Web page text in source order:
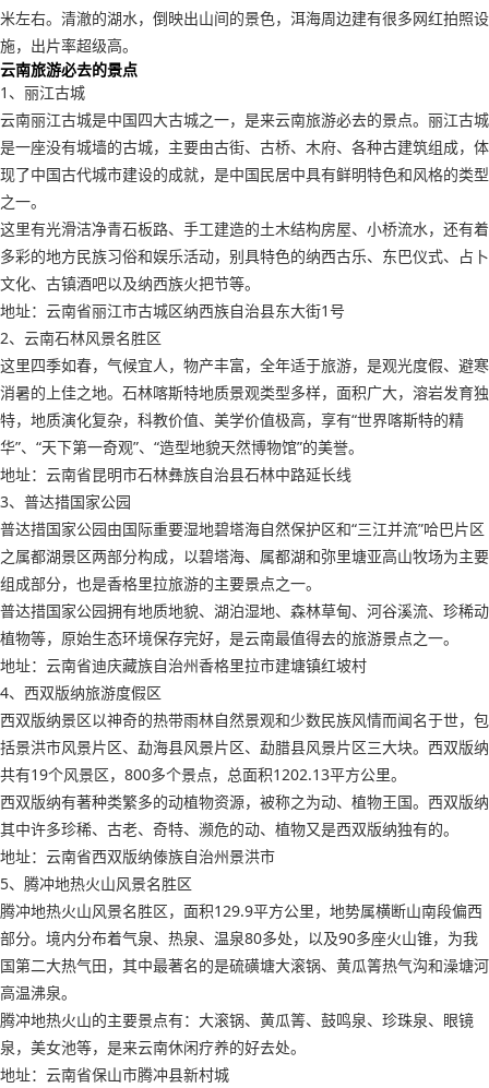
米左右。清澈的湖水，倒映出山间的景色，洱海周边建有很多网红拍照设
施，出片率超级高。
云南旅游必去的景点
1、丽江古城
云南丽江古城是中国四大古城之一，是来云南旅游必去的景点。丽江古城
是一座没有城墙的古城，主要由古街、古桥、木府、各种古建筑组成，体
现了中国古代城市建设的成就，是中国民居中具有鲜明特色和风格的类型
之一。
这里有光滑洁净青石板路、手工建造的土木结构房屋、小桥流水，还有着
多彩的地方民族习俗和娱乐活动，别具特色的纳西古乐、东巴仪式、占卜
文化、古镇酒吧以及纳西族火把节等。
地址：云南省丽江市古城区纳西族自治县东大街1号
2、云南石林风景名胜区
这里四季如春，气候宜人，物产丰富，全年适于旅游，是观光度假、避寒
消暑的上佳之地。石林喀斯特地质景观类型多样，面积广大，溶岩发育独
特，地质演化复杂，科教价值、美学价值极高，享有“世界喀斯特的精
华”、“天下第一奇观”、“造型地貌天然博物馆”的美誉。
地址：云南省昆明市石林彝族自治县石林中路延长线
3、普达措国家公园
普达措国家公园由国际重要湿地碧塔海自然保护区和“三江并流”哈巴片区
之属都湖景区两部分构成，以碧塔海、属都湖和弥里塘亚高山牧场为主要
组成部分，也是香格里拉旅游的主要景点之一。
普达措国家公园拥有地质地貌、湖泊湿地、森林草甸、河谷溪流、珍稀动
植物等，原始生态环境保存完好，是云南最值得去的旅游景点之一。
地址：云南省迪庆藏族自治州香格里拉市建塘镇红坡村
4、西双版纳旅游度假区
西双版纳景区以神奇的热带雨林自然景观和少数民族风情而闻名于世，包
括景洪市风景片区、勐海县风景片区、勐腊县风景片区三大块。西双版纳
共有19个风景区，800多个景点，总面积1202.13平方公里。
西双版纳有著种类繁多的动植物资源，被称之为动、植物王国。西双版纳
其中许多珍稀、古老、奇特、濒危的动、植物又是西双版纳独有的。
地址：云南省西双版纳傣族自治州景洪市
5、腾冲地热火山风景名胜区
腾冲地热火山风景名胜区，面积129.9平方公里，地势属横断山南段偏西
部分。境内分布着气泉、热泉、温泉80多处，以及90多座火山锥，为我
国第二大热气田，其中最著名的是硫磺塘大滚锅、黄瓜箐热气沟和澡塘河
高温沸泉。
腾冲地热火山的主要景点有：大滚锅、黄瓜箐、鼓鸣泉、珍珠泉、眼镜
泉，美女池等，是来云南休闲疗养的好去处。
地址：云南省保山市腾冲县新村城